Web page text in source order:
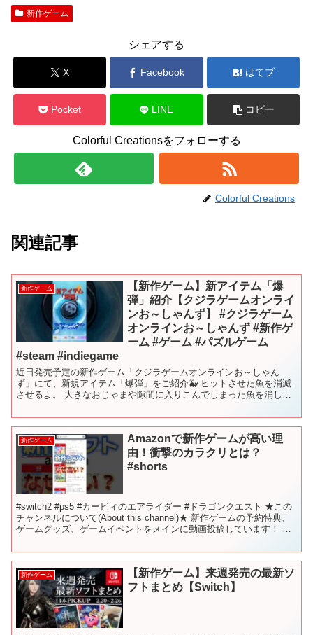
新作ゲーム
シェアする
X Facebook はてブ
Pocket LINE コピー
Colorful Creationsをフォローする
Colorful Creations
関連記事
新作ゲーム
【新作ゲーム】新アイテム「爆
弾」紹介【クジラゲームオンライ
ンお～しゃんず】 #クジラゲーム
オンラインお～しゃんず #新作ゲ
ーム #ゲーム #パズルゲーム
#steam #indiegame
近日発売予定の新作ゲーム「クジラゲームオンラインお～しゃん
ず」にて、新規アイテム「爆弾」をご紹介🐳 ヒットさせた魚を消滅
させるよ。 大きなおじゃまや隙間に入りこんでしまった魚を消して
新作ゲーム
Amazonで新作ゲームが高い理
由！衝撃のカラクリとは？
#shorts
#switch2 #ps5 #カービィのエアライダー #ドラゴンクエスト ★この
チャンネルについて(About this channel)★ 新作ゲームの予約特典、
ゲームグッズ、ゲームイベントをメインに動画投稿しています！ リ
新作ゲーム
【新作ゲーム】来週発売の最新ソ
フトまとめ【Switch】